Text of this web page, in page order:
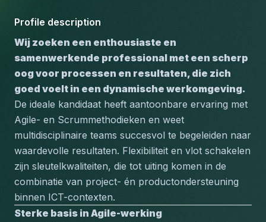
Profile description
Wij zoeken een enthousiaste en
samenwerkende professional met een scherp
oog voor processen en resultaten, die zich
goed voelt in een dynamische werkomgeving.
De ideale kandidaat heeft aantoonbare ervaring met
Agile- en Scrummethodieken en weet
multidisciplinaire teams succesvol te begeleiden naar
waardevolle resultaten. Flexibiliteit en vlot schakelen
zijn sleutelkwaliteiten, die tot uiting komen in de
combinatie van project- én productondersteuning
binnen ICT-contexten.
Sterke basis in Agile-werking